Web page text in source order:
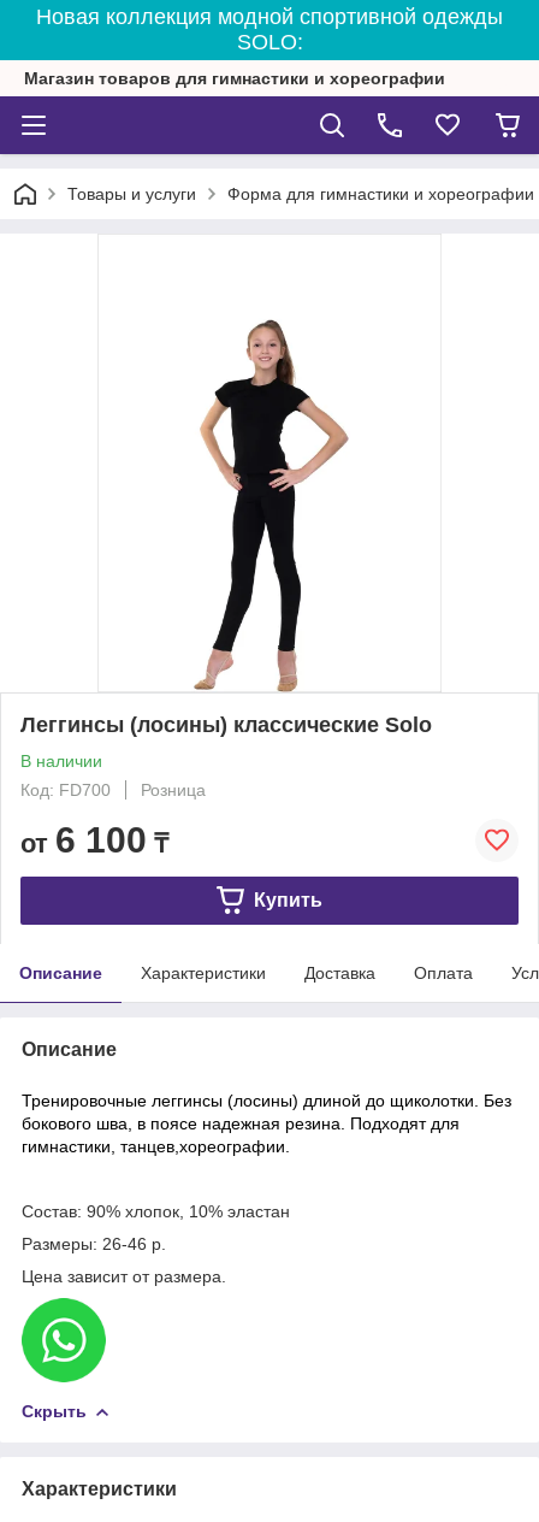
Новая коллекция модной спортивной одежды
SOLO:
Магазин товаров для гимнастики и хореографии
Товары и услуги Форма для гимнастики и хореографии
Леггинсы (лосины) классические Solo
В наличии
Код: FD700
Розница
от 6 100 ₸
Купить
Описание Характеристики Доставка Оплата
Описание
Тренировочные леггинсы (лосины) длиной до щиколотки. Без
бокового шва, в поясе надежная резина. Подходят для
гимнастики, танцев,хореографии.
Состав: 90% хлопок, 10% эластан
Размеры: 26-46 р.
Цена зависит от размера.
Скрыть
Характеристики